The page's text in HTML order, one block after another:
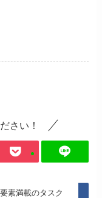
さい！
素満載のタスク